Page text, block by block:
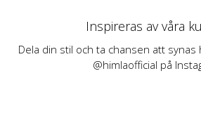
Inspireras av våra
Dela din stil och ta chansen att synas
@himlaofficial på